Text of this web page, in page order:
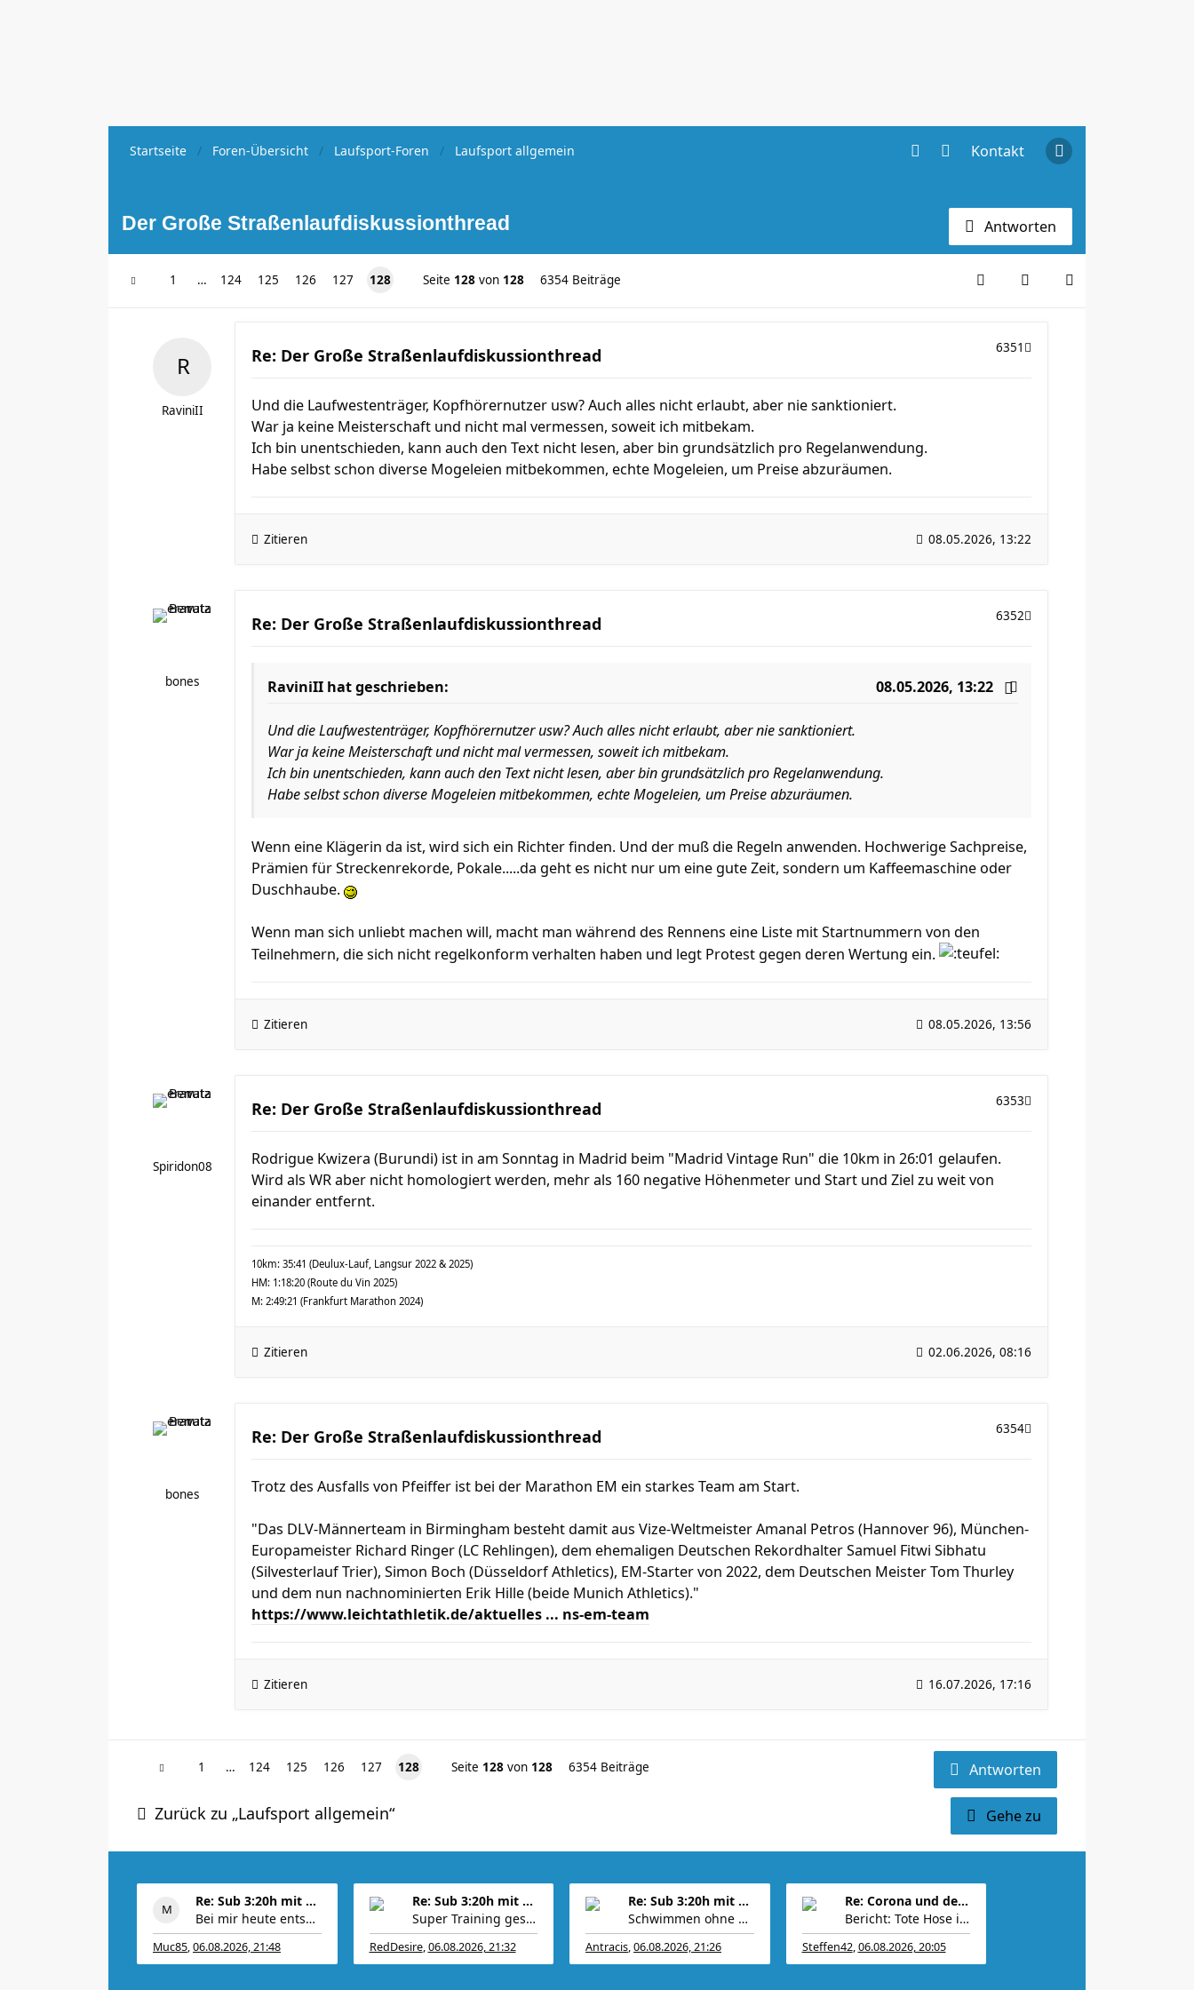
Kontakt
Startseite Foren-Übersicht Laufsport-Foren Laufsport allgemein
Der Große Straßenlaufdiskussionthread Antworten
1 … 124 125 126 127 128 Seite 128 von 128 6354 Beiträge
RaviniII
Re: Der Große Straßenlaufdiskussionthread 6351
Und die Laufwestenträger, Kopfhörernutzer usw? Auch alles nicht erlaubt, aber nie sanktioniert.
War ja keine Meisterschaft und nicht mal vermessen, soweit ich mitbekam.
Ich bin unentschieden, kann auch den Text nicht lesen, aber bin grundsätzlich pro Regelanwendung.
Habe selbst schon diverse Mogeleien mitbekommen, echte Mogeleien, um Preise abzuräumen.
Zitieren 08.05.2026, 13:22
bones
Re: Der Große Straßenlaufdiskussionthread 6352
RaviniII hat geschrieben: 08.05.2026, 13:22
Und die Laufwestenträger, Kopfhörernutzer usw? Auch alles nicht erlaubt, aber nie sanktioniert.
War ja keine Meisterschaft und nicht mal vermessen, soweit ich mitbekam.
Ich bin unentschieden, kann auch den Text nicht lesen, aber bin grundsätzlich pro Regelanwendung.
Habe selbst schon diverse Mogeleien mitbekommen, echte Mogeleien, um Preise abzuräumen.
Wenn eine Klägerin da ist, wird sich ein Richter finden. Und der muß die Regeln anwenden. Hochwerige Sachpreise,
Prämien für Streckenrekorde, Pokale.....da geht es nicht nur um eine gute Zeit, sondern um Kaffeemaschine oder
Duschhaube.
Wenn man sich unliebt machen will, macht man während des Rennens eine Liste mit Startnummern von den
Teilnehmern, die sich nicht regelkonform verhalten haben und legt Protest gegen deren Wertung ein.
Zitieren 08.05.2026, 13:56
Spiridon08
Re: Der Große Straßenlaufdiskussionthread 6353
Rodrigue Kwizera (Burundi) ist in am Sonntag in Madrid beim "Madrid Vintage Run" die 10km in 26:01 gelaufen.
Wird als WR aber nicht homologiert werden, mehr als 160 negative Höhenmeter und Start und Ziel zu weit von
einander entfernt.
10km: 35:41 (Deulux-Lauf, Langsur 2022 & 2025)
HM: 1:18:20 (Route du Vin 2025)
M: 2:49:21 (Frankfurt Marathon 2024)
Zitieren 02.06.2026, 08:16
bones
Re: Der Große Straßenlaufdiskussionthread 6354
Trotz des Ausfalls von Pfeiffer ist bei der Marathon EM ein starkes Team am Start.
"Das DLV-Männerteam in Birmingham besteht damit aus Vize-Weltmeister Amanal Petros (Hannover 96), München-
Europameister Richard Ringer (LC Rehlingen), dem ehemaligen Deutschen Rekordhalter Samuel Fitwi Sibhatu
(Silvesterlauf Trier), Simon Boch (Düsseldorf Athletics), EM-Starter von 2022, dem Deutschen Meister Tom Thurley
und dem nun nachnominierten Erik Hille (beide Munich Athletics)."
https://www.leichtathletik.de/aktuelles ... ns-em-team
Zitieren 16.07.2026, 17:16
1 … 124 125 126 127 128 Seite 128 von 128 6354 Beiträge Antworten
Zurück zu „Laufsport allgemein“ Gehe zu
Re: Sub 3:20h mit 3-4 mal Training die Woche machb
Bei mir heute entspannt 10km very easy @5:20
Muc85,06.08.2026, 21:48
Re: Sub 3:20h mit 3-4 mal Training die Woche machb
Super Training gestern Antracis Wollte schon mal v
RedDesire,06.08.2026, 21:32
Re: Sub 3:20h mit 3-4 mal Training die Woche machb
Schwimmen ohne Neo ist zäh. Heute 2553m in 67 Minu
Antracis,06.08.2026, 21:26
Re: Corona und der Sport
Bericht: Tote Hose in der Grokipedia: „Das US-M
Steffen42,06.08.2026, 20:05